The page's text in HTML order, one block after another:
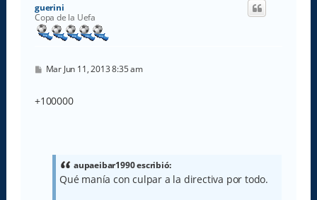
guerini
Copa de la Uefa
M
s
a
Mar Jun 11, 2013 8:35 am
+100000
aupaeibar1990 escribió:
Qué manía con culpar a la directiva por todo.